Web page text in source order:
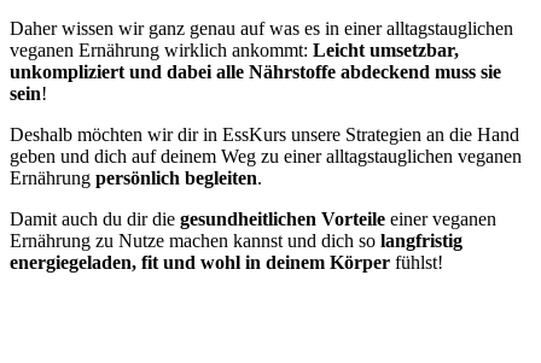
Daher wissen wir ganz genau auf was es in einer alltagstauglichen
veganen Ernährung wirklich ankommt: Leicht umsetzbar,
unkompliziert und dabei alle Nährstoffe abdeckend muss sie
sein!
Deshalb möchten wir dir in EssKurs unsere Strategien an die Hand
geben und dich auf deinem Weg zu einer alltagstauglichen veganen
Ernährung persönlich begleiten.
Damit auch du dir die gesundheitlichen Vorteile einer veganen
Ernährung zu Nutze machen kannst und dich so langfristig
energiegeladen, fit und wohl in deinem Körper fühlst!